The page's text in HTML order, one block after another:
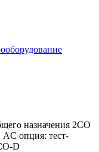
назначения 2CO
опция: тест-
D